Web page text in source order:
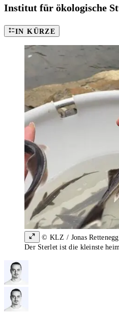
Institut für ökologische
IN KÜRZE
© KLZ / Jonas
Der Sterlet ist die kleinste